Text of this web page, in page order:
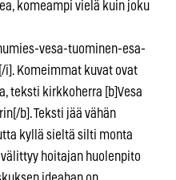
komeampi vielä kuin joku
vesa-tuominen-esa-
Komeimmat kuvat ovat
teksti kirkkoherra [b]Vesa
b]. Teksti jää vähän
kyllä sieltä silti monta
hoitajan huolenpito